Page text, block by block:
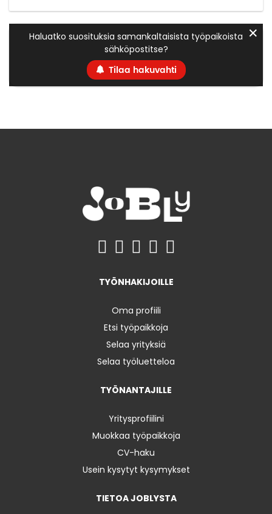
Haluatko suosituksia samankaltaisista työpaikoista
sähköpostitse?
Tilaa hakuvahti
✕
TYÖNHAKIJOILLE
Oma profiili
Etsi työpaikkoja
Selaa yrityksiä
Selaa työluetteloa
TYÖNANTAJILLE
Yritysprofiilini
Muokkaa työpaikkoja
CV-haku
Usein kysytyt kysymykset
TIETOA JOBLYSTA